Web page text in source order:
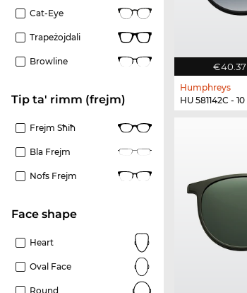
Cat-Eye
Trapeżojdali
Browline
Tip ta' rimm (frejm)
Frejm Sħiħ
Bla Frejm
Nofs Frejm
Face shape
Heart
Oval Face
Round
€40.37
Humphreys
HU 581142C - 10